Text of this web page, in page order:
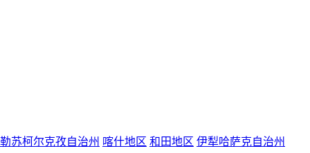
苏柯尔克孜自治州 喀什地区 和田地区 伊犁哈萨克自治州